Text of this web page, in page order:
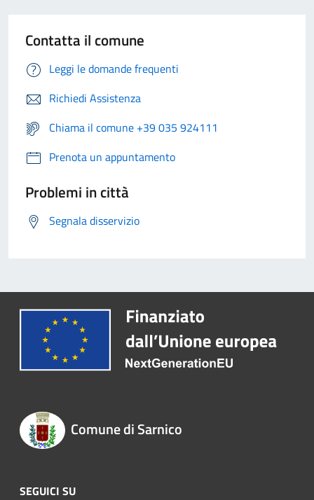
Contatta il comune
Leggi le domande frequenti
Richiedi Assistenza
Chiama il comune +39 035 924111
Prenota un appuntamento
Problemi in città
Segnala disservizio
Comune di Sarnico
SEGUICI SU